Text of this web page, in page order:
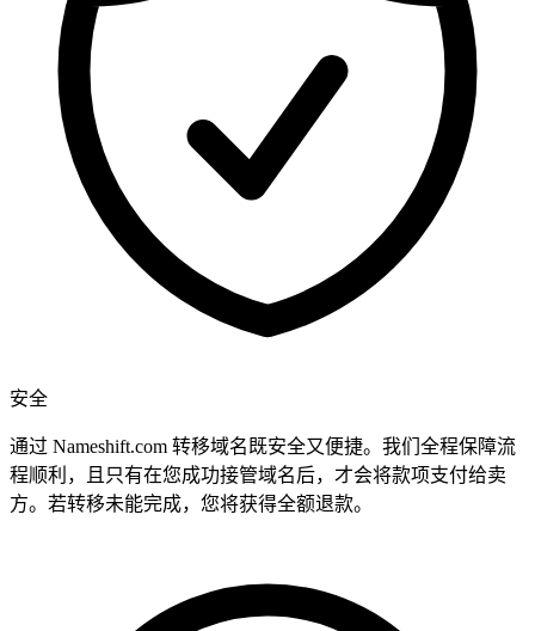
安全
通过 Nameshift.com 转移域名既安全又便捷。我们全程保障流
程顺利，且只有在您成功接管域名后，才会将款项支付给卖
方。若转移未能完成，您将获得全额退款。